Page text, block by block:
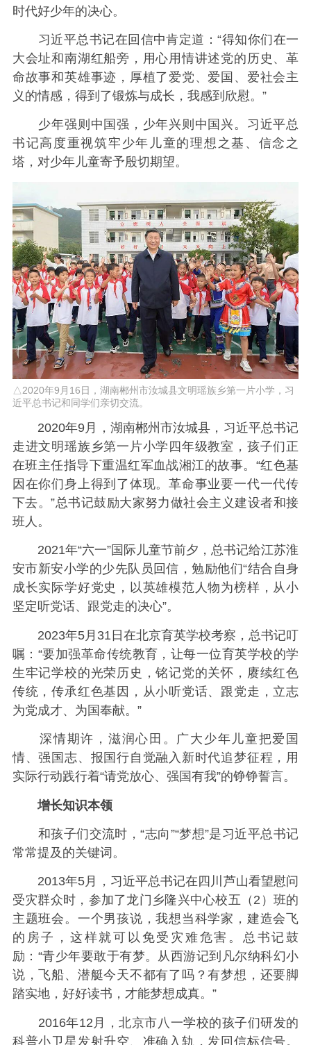
时代好少年的决心。
习近平总书记在回信中肯定道：“得知你们在一
大会址和南湖红船旁，用心用情讲述党的历史、革
命故事和英雄事迹，厚植了爱党、爱国、爱社会主
义的情感，得到了锻炼与成长，我感到欣慰。”
少年强则中国强，少年兴则中国兴。习近平总
书记高度重视筑牢少年儿童的理想之基、信念之
塔，对少年儿童寄予殷切期望。
△2020年9月16日，湖南郴州市汝城县文明瑶族乡第一片小学，习
近平总书记和同学们亲切交流。
2020年9月，湖南郴州市汝城县，习近平总书记
走进文明瑶族乡第一片小学四年级教室，孩子们正
在班主任指导下重温红军血战湘江的故事。“红色基
因在你们身上得到了体现。革命事业要一代一代传
下去。”总书记鼓励大家努力做社会主义建设者和接
班人。
2021年“六一”国际儿童节前夕，总书记给江苏淮
安市新安小学的少先队员回信，勉励他们“结合自身
成长实际学好党史，以英雄模范人物为榜样，从小
坚定听党话、跟党走的决心”。
2023年5月31日在北京育英学校考察，总书记叮
嘱：“要加强革命传统教育，让每一位育英学校的学
生牢记学校的光荣历史，铭记党的关怀，赓续红色
传统，传承红色基因，从小听党话、跟党走，立志
为党成才、为国奉献。”
深情期许，滋润心田。广大少年儿童把爱国
情、强国志、报国行自觉融入新时代追梦征程，用
实际行动践行着“请党放心、强国有我”的铮铮誓言。
增长知识本领
和孩子们交流时，“志向”“梦想”是习近平总书记
常常提及的关键词。
2013年5月，习近平总书记在四川芦山看望慰问
受灾群众时，参加了龙门乡隆兴中心校五（2）班的
主题班会。一个男孩说，我想当科学家，建造会飞
的房子，这样就可以免受灾难危害。总书记鼓
励：“青少年要敢于有梦。从西游记到凡尔纳科幻小
说，飞船、潜艇今天不都有了吗？有梦想，还要脚
踏实地，好好读书，才能梦想成真。”
2016年12月，北京市八一学校的孩子们研发的
科普小卫星发射升空、准确入轨，发回信标信号。